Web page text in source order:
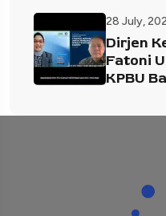
28 July,
Dirjen
Fatoni
KPBU